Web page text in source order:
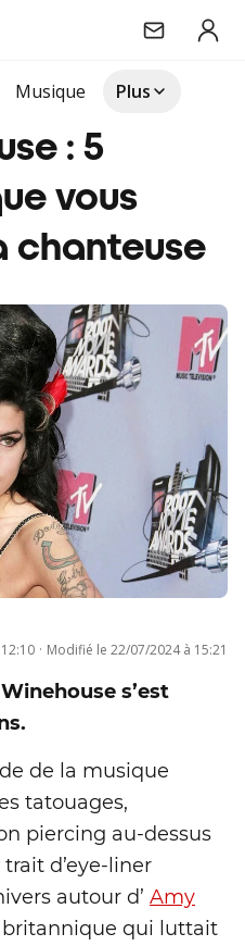
Musique Plus
: 5
vous
chanteuse
· Modifié le 22/07/2024 à 15:21
s’est
de la musique
tatouages,
piercing au-dessus
d’eye-liner
autour d’ Amy
britannique qui luttait